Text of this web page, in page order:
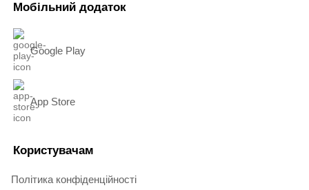
Мобільний додаток
Google Play
App Store
Користувачам
Політика конфіденційності